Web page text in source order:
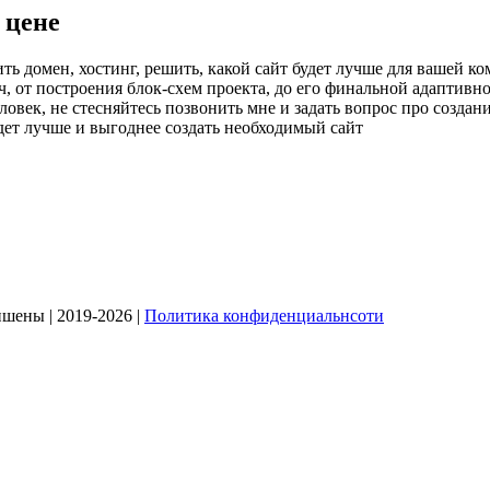
домен, хостинг, решить, какой сайт будет лучше для вашей
от построения блок-схем проекта, до его финальной
не стесняйтесь позвонить мне и задать вопрос про
лучше и выгоднее создать необходимый сайт
| 2019-2026 | Политика конфиденциальнсоти